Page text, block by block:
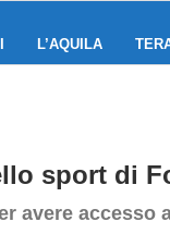
L’AQUILA
sport di
avere accesso